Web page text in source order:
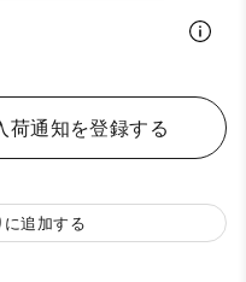
荷通知を登録する
に追加する